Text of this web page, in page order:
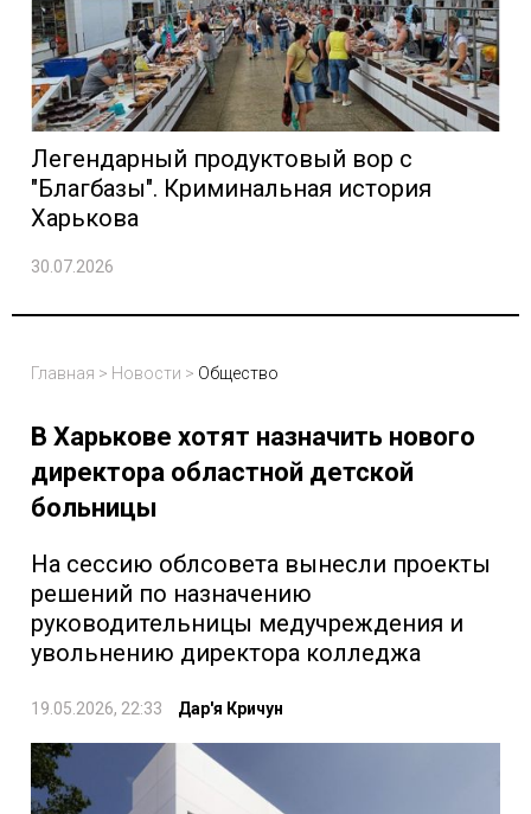
Легендарный продуктовый вор с
"Благбазы". Криминальная история
Харькова
30.07.2026
Главная > Новости > Общество
В Харькове хотят назначить нового
директора областной детской
больницы
На сессию облсовета вынесли проекты
решений по назначению
руководительницы медучреждения и
увольнению директора колледжа
19.05.2026, 22:33 Дар'я Кричун